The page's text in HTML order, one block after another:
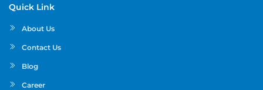
Quick Link
About Us
Contact Us
Blog
Career